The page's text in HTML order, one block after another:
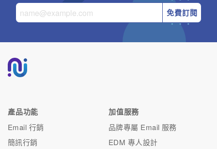
免費訂閱
產品功能
Email 行銷
簡訊行銷
加值服務
品牌專屬 Email 服務
EDM 專人設計